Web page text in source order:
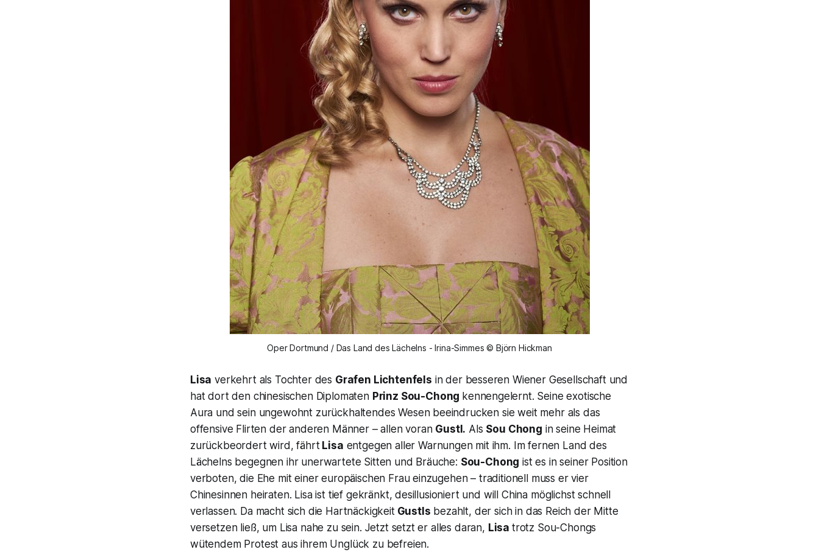
Oper Dortmund / Das Land des Lächelns - Irina-Simmes © Björn Hickman
Lisa verkehrt als Tochter des Grafen Lichtenfels in der besseren Wiener Gesellschaft und
hat dort den chinesischen Diplomaten Prinz Sou-Chong kennengelernt. Seine exotische
Aura und sein ungewohnt zurückhaltendes Wesen beeindrucken sie weit mehr als das
offensive Flirten der anderen Männer – allen voran Gustl. Als Sou Chong in seine Heimat
zurückbeordert wird, fährtLisa entgegen aller Warnungen mit ihm. Im fernen Land des
Lächelns begegnen ihr unerwartete Sitten und Bräuche: Sou-Chong ist es in seiner Position
verboten, die Ehe mit einer europäischen Frau einzugehen – traditionell muss er vier
Chinesinnen heiraten. Lisa ist tief gekränkt, desillusioniert und will China möglichst schnell
verlassen. Da macht sich die HartnäckigkeitGustls bezahlt, der sich in das Reich der Mitte
versetzen ließ, um Lisa nahe zu sein. Jetzt setzt er alles daran, Lisa trotz Sou-Chongs
wütendem Protest aus ihrem Unglück zu befreien.